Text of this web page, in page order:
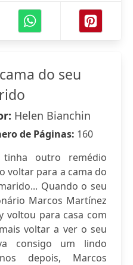
do seu
Helen Bianchin
de Páginas: 160
tinha outro remédio
voltar para a cama do
Quando o seu
Marcos Martínez
voltou para casa com
voltar a ver o seu
consigo um lindo
depois, Marcos